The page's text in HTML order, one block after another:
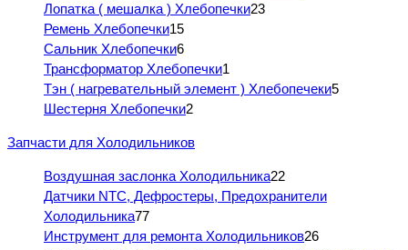
Лопатка ( мешалка ) Хлебопечки23
Ремень Хлебопечки15
Сальник Хлебопечки6
Трансформатор Хлебопечки1
Тэн ( нагревательный элемент ) Хлебопечеки5
Шестерня Хлебопечки2
Запчасти для Холодильников
Воздушная заслонка Холодильника22
Датчики NTC, Дефростеры, Предохранители
Холодильника77
Инструмент для ремонта Холодильников26